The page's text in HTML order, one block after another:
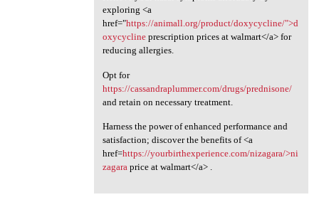
exploring <a
href="https://animall.org/product/doxycycline/">d
oxycyclineprescription prices at walmart</a> for
reducing allergies.
Opt for
https://cassandraplummer.com/drugs/prednisone/
and retain on necessary treatment.
Harness the power of enhanced performance and
satisfaction; discover the benefits of <a
href=https://yourbirthexperience.com/nizagara/>ni
zagaraprice at walmart</a> .